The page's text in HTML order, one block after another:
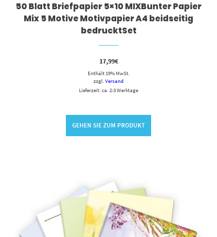
50 Blatt Briefpapier 5×10 MIXBunter Papier
Mix 5 Motive Motivpapier A4 beidseitig
bedrucktSet
17,99€
Enthält 19% MwSt.
zzgl. Versand
Lieferzeit: ca. 2-3 Werktage
GEHEN SIE ZUM PRODUKT